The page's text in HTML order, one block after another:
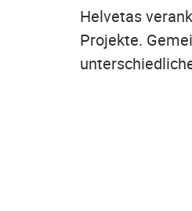
Helvetas
Projekte.